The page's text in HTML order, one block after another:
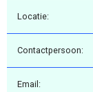
Locatie:
Contactpersoon:
Email: